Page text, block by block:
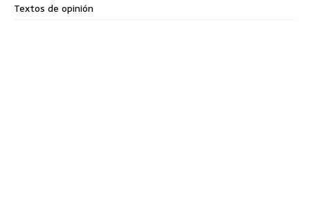
Textos de opinión